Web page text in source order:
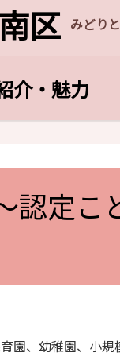
南区 みどり
介・魅力
定こ
園、幼稚園、小